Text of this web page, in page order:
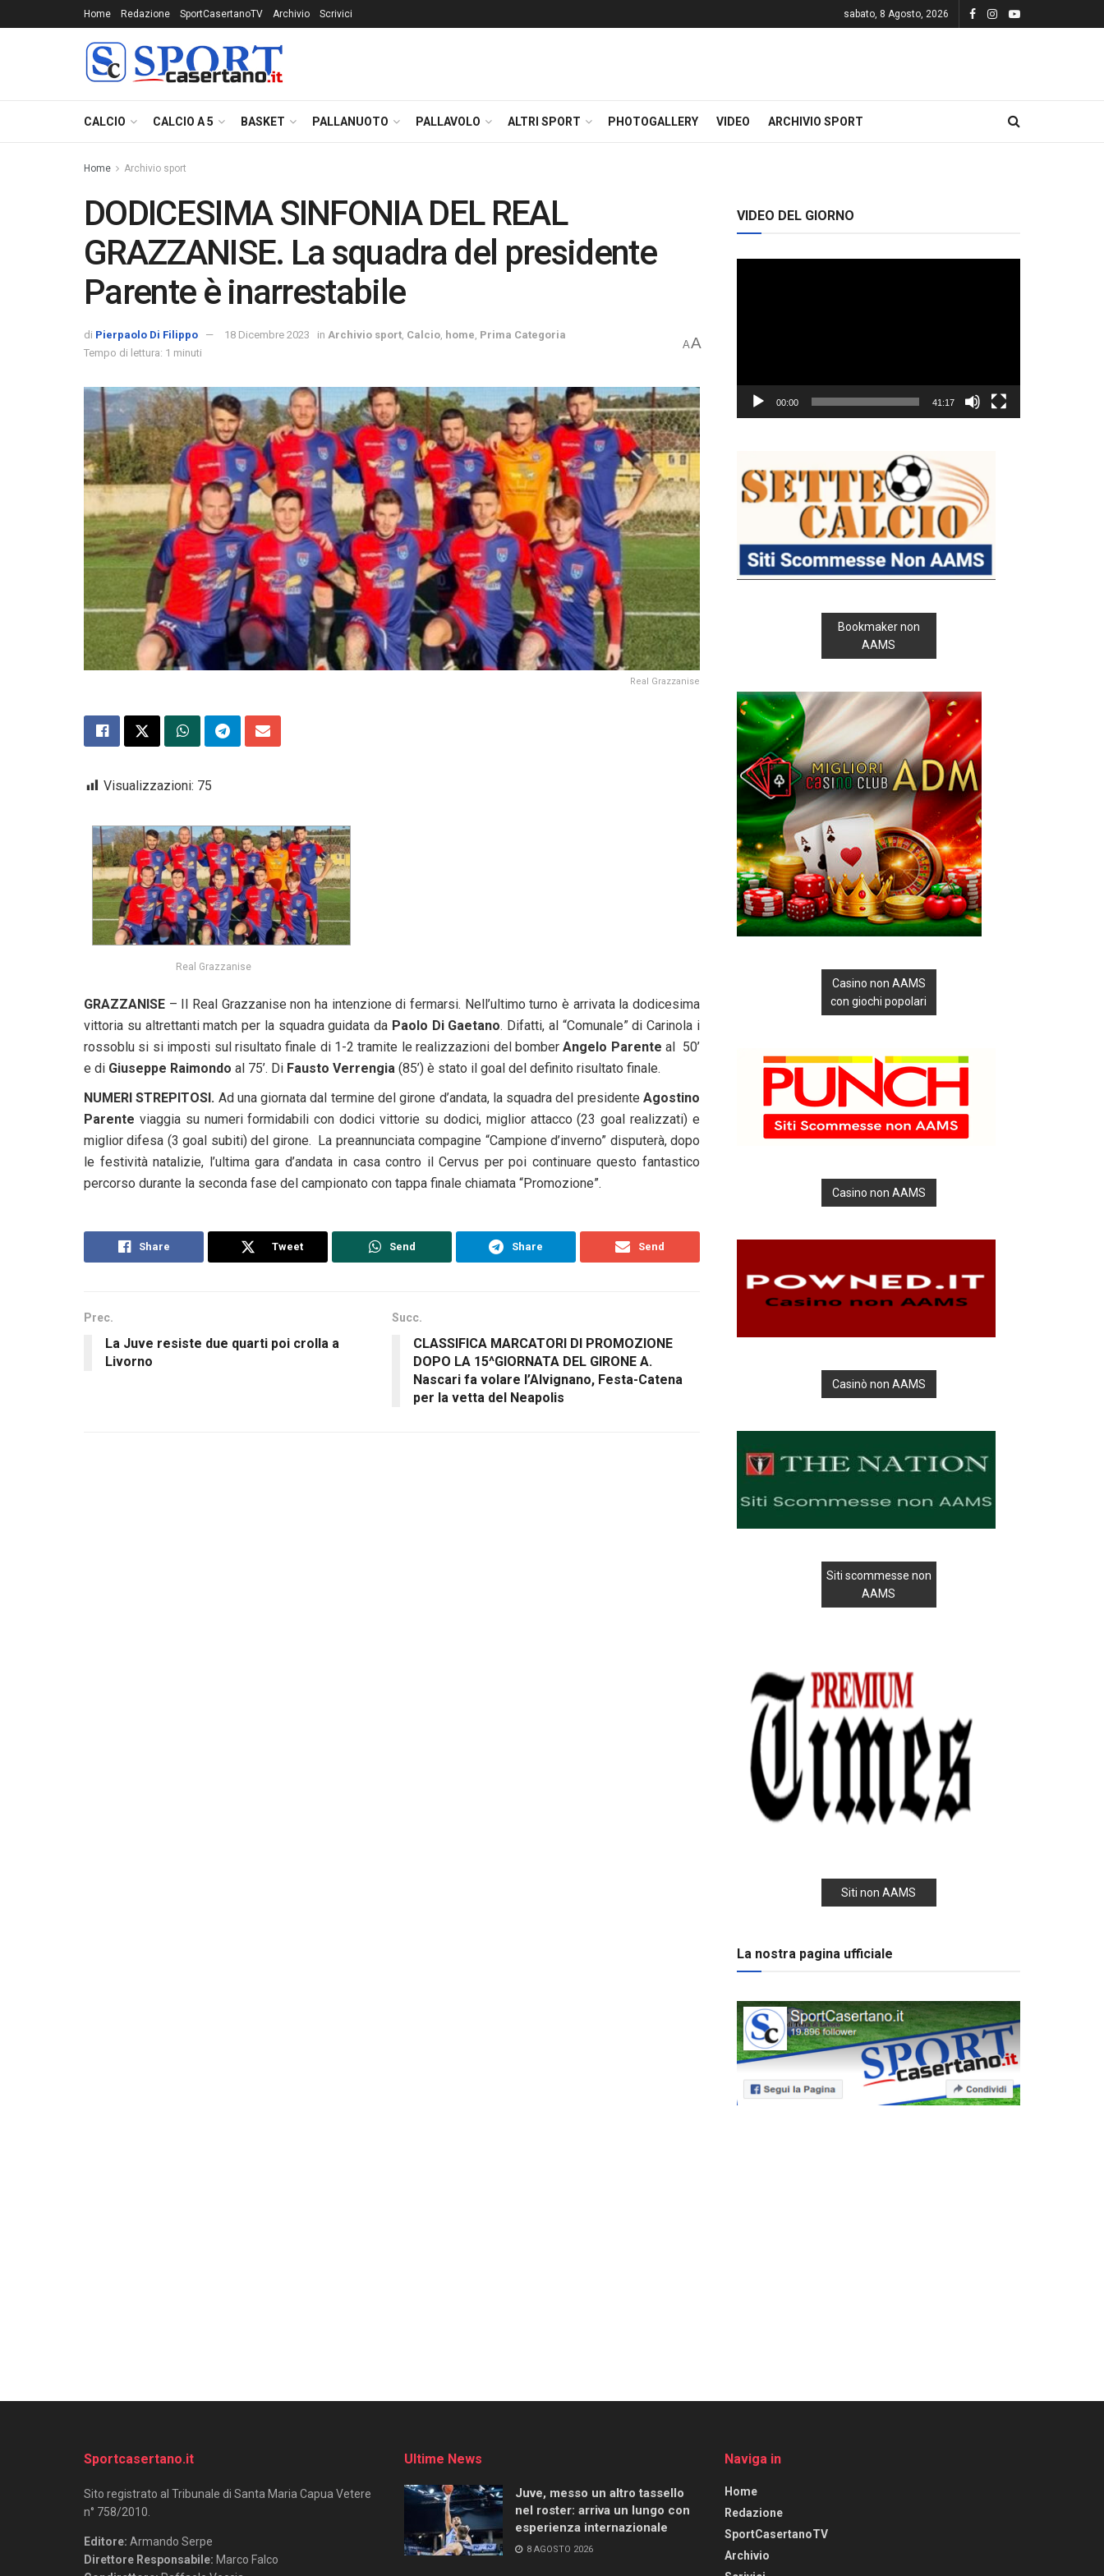
Home Redazione SportCasertanoTV Archivio Scrivici sabato, 8 Agosto, 2026
CALCIO CALCIO A 5 BASKET PALLANUOTO PALLAVOLO ALTRI SPORT PHOTOGALLERY VIDEO ARCHIVIO SPORT
Home Archivio sport
DODICESIMA SINFONIA DEL REAL
GRAZZANISE. La squadra del presidente
Parente è inarrestabile
di Pierpaolo Di Filippo 18 Dicembre 2023 in Archivio sport Calcio home Prima Categoria
Tempo di lettura: 1 minuti
AA
Real Grazzanise
Visualizzazioni: 75
Real Grazzanise
GRAZZANISE – Il Real Grazzanise non ha intenzione di fermarsi. Nell’ultimo turno è arrivata la dodicesima
vittoria su altrettanti match per la squadra guidata da Paolo Di Gaetano. Difatti, al “Comunale” di Carinola i
rossoblu si si imposti sul risultato finale di 1-2 tramite le realizzazioni del bomberAngelo Parente al 50’
e di Giuseppe Raimondo al 75’. Di Fausto Verrengia (85’) è stato il goal del definito risultato finale.
NUMERI STREPITOSI. Ad una giornata dal termine del girone d’andata, la squadra del presidenteAgostino
Parente viaggia su numeri formidabili con dodici vittorie su dodici, miglior attacco (23 goal realizzati) e
miglior difesa (3 goal subiti) del girone. La preannunciata compagine “Campione d’inverno” disputerà, dopo
le festività natalizie, l’ultima gara d’andata in casa contro il Cervus per poi continuare questo fantastico
percorso durante la seconda fase del campionato con tappa finale chiamata “Promozione”.
Share Tweet Send Share Send
Prec.
La Juve resiste due quarti poi crolla a
Livorno
Succ.
CLASSIFICA MARCATORI DI PROMOZIONE
DOPO LA 15^GIORNATA DEL GIRONE A.
Nascari fa volare l’Alvignano, Festa-Catena
per la vetta del Neapolis
VIDEO DEL GIORNO
00:00 41:17
Bookmaker non
AAMS
Casino non AAMS
con giochi popolari
Casino non AAMS
Casinò non AAMS
Siti scommesse non
AAMS
Siti non AAMS
La nostra pagina ufficiale
Sportcasertano.it
Sito registrato al Tribunale di Santa Maria Capua Vetere
n° 758/2010.
Editore: Armando Serpe
Direttore Responsabile: Marco Falco
Ultime News
Juve, messo un altro tassello
nel roster: arriva un lungo con
esperienza internazionale
8 AGOSTO 2026
Naviga in
Home
Redazione
SportCasertanoTV
Archivio